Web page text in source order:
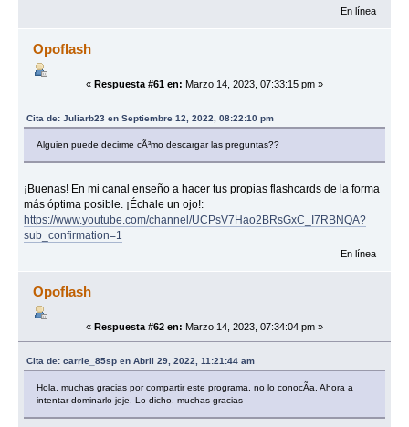
En línea
Opoflash
« Respuesta #61 en: Marzo 14, 2023, 07:33:15 pm »
Cita de: Juliarb23 en Septiembre 12, 2022, 08:22:10 pm
Alguien puede decirme cÃ³mo descargar las preguntas??
¡Buenas! En mi canal enseño a hacer tus propias flashcards de la forma
más óptima posible. ¡Échale un ojo!:
https://www.youtube.com/channel/UCPsV7Hao2BRsGxC_I7RBNQA?
sub_confirmation=1
En línea
Opoflash
« Respuesta #62 en: Marzo 14, 2023, 07:34:04 pm »
Cita de: carrie_85sp en Abril 29, 2022, 11:21:44 am
Hola, muchas gracias por compartir este programa, no lo conocÃ­a. Ahora a
intentar dominarlo jeje. Lo dicho, muchas gracias